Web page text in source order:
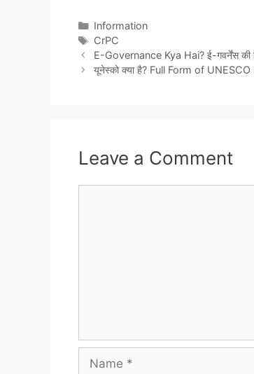
Categories
Information
Tags
CrPC
E-Governance Kya Hai? ई-गवर्नेंस की
यूनेस्को क्या है? Full Form of UNESCO
Leave a Comment